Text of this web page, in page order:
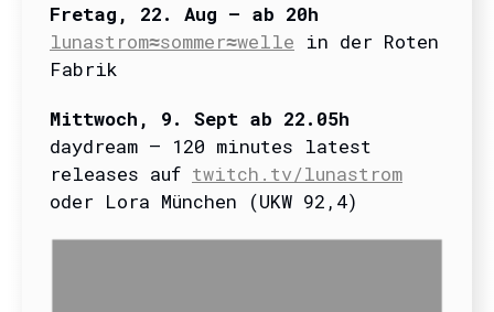
Fretag, 22. Aug – ab 20h
lunastrom≈sommer≈welle in der Roten
Fabrik
Mittwoch, 9. Sept ab 22.05h
daydream – 120 minutes latest
releases auf twitch.tv/lunastrom
oder Lora München (UKW 92,4)